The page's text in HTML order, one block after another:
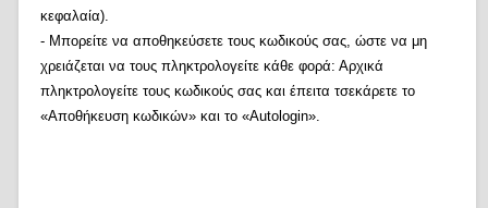
κεφαλαία).
- Μπορείτε να αποθηκεύσετε τους κωδικούς σας, ώστε να μη
χρειάζεται να τους πληκτρολογείτε κάθε φορά: Αρχικά
πληκτρολογείτε τους κωδικούς σας και έπειτα τσεκάρετε το
«Αποθήκευση κωδικών» και το «Autologin».